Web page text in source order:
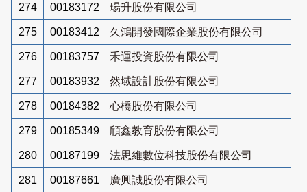
274 00183172 瑒升股份有限公司
275 00183412 久鴻開發國際企業股份有限公司
276 00183757 禾運投資股份有限公司
277 00183932 然域設計股份有限公司
278 00184382 心橋股份有限公司
279 00185349 頎鑫教育股份有限公司
280 00187199 法思維數位科技股份有限公司
281 00187661 廣興誠股份有限公司